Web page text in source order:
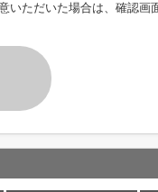
いただいた場合は、確認画